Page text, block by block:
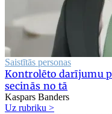
Saistītās personas
Kontrolēto darījumu
secinās no tā
Kaspars Banders
Uz rubriku >